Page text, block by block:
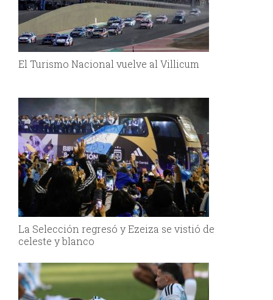
El Turismo Nacional vuelve al Villicum
La Selección regresó y Ezeiza se vistió de
celeste y blanco